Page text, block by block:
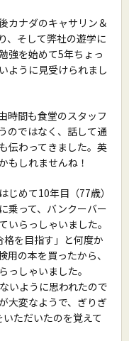
カナダのキャサリン＆
、そして弊社の遊学に
強を始めて5年ちょっ
ように見受けられまし
時間も食堂のスタッフ
のではなく、話して通
伝わってきました。英
もしれませんね！
めて10年目（77歳）
乗って、バンクーバー
いらっしゃいました。
を目指す」と何度か
の本を買ったから、
っしゃいました。
いように思われたので
大変なようで、ぎりぎ
ただいたのを覚えて